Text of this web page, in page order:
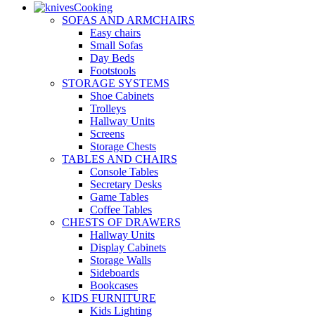
Cooking
SOFAS AND ARMCHAIRS
Easy chairs
Small Sofas
Day Beds
Footstools
STORAGE SYSTEMS
Shoe Cabinets
Trolleys
Hallway Units
Screens
Storage Chests
TABLES AND CHAIRS
Console Tables
Secretary Desks
Game Tables
Coffee Tables
CHESTS OF DRAWERS
Hallway Units
Display Cabinets
Storage Walls
Sideboards
Bookcases
KIDS FURNITURE
Kids Lighting